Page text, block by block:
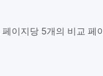
이지당 5개의 비교 페